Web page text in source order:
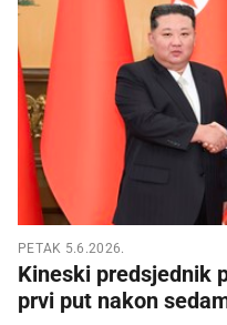
PETAK 5.6.2026.
Kineski predsjednik
prvi put nakon